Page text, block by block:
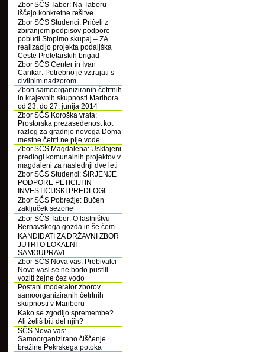
Zbor SČS Tabor: Na Taboru
iščejo konkretne rešitve
Zbor SČS Studenci: Pričeli z
zbiranjem podpisov podpore
pobudi Stopimo skupaj – ZA
realizacijo projekta podaljška
Ceste Proletarskih brigad
Zbor SČS Center in Ivan
Cankar: Potrebno je vztrajati s
civilnim nadzorom
Zbori samoorganiziranih četrtnih
in krajevnih skupnosti Maribora
od 23. do 27. junija 2014
Zbor SČS Koroška vrata:
Prostorska prezasedenost kot
razlog za gradnjo novega Doma
mestne četrti ne pije vode
Zbor SČS Magdalena: Usklajeni
predlogi komunalnih projektov v
magdaleni za naslednji dve leti
Zbor SČS Studenci: ŠIRJENJE
PODPORE PETICIJI IN
INVESTICIJSKI PREDLOGI
Zbor SČS Pobrežje: Bučen
zaključek sezone
Zbor SČS Tabor: O lastništvu
Bernavskega gozda in še čem
KANDIDATI ZA DRŽAVNI ZBOR
JUTRI O LOKALNI
SAMOUPRAVI
Zbor SČS Nova vas: Prebivalci
Nove vasi se ne bodo pustili
voziti žejne čez vodo
Postani moderator zborov
samoorganiziranih četrtnih
skupnosti v Mariboru
Kako se zgodijo spremembe?
Ali želiš biti del njih?
SČS Nova vas:
Samoorganizirano čiščenje
brežine Pekrskega potoka